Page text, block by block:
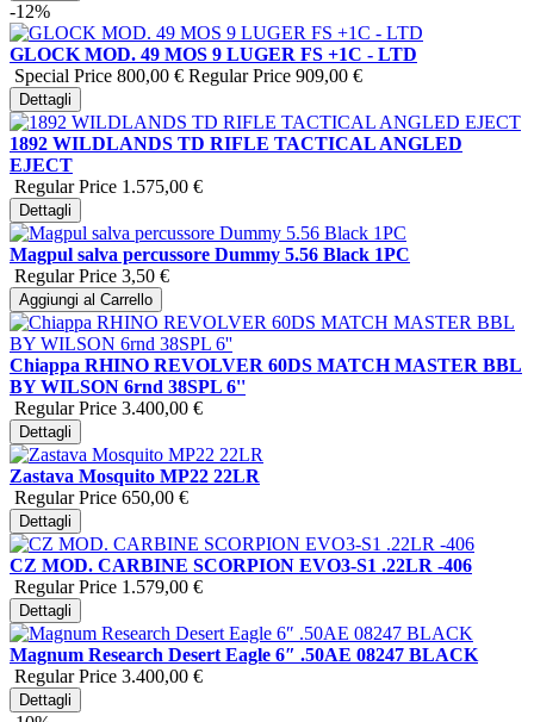
-12%
GLOCK MOD. 49 MOS 9 LUGER FS +1C - LTD
Special Price 800,00 € Regular Price 909,00 €
Dettagli
1892 WILDLANDS TD RIFLE TACTICAL ANGLED
EJECT
Regular Price 1.575,00 €
Dettagli
Magpul salva percussore Dummy 5.56 Black 1PC
Regular Price 3,50 €
Aggiungi al Carrello
Chiappa RHINO REVOLVER 60DS MATCH MASTER BBL
BY WILSON 6rnd 38SPL 6''
Regular Price 3.400,00 €
Dettagli
Zastava Mosquito MP22 22LR
Regular Price 650,00 €
Dettagli
CZ MOD. CARBINE SCORPION EVO3-S1 .22LR -406
Regular Price 1.579,00 €
Dettagli
Magnum Research Desert Eagle 6″ .50AE 08247 BLACK
Regular Price 3.400,00 €
Dettagli